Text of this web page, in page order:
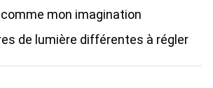
mon imagination
de lumière différentes à régler